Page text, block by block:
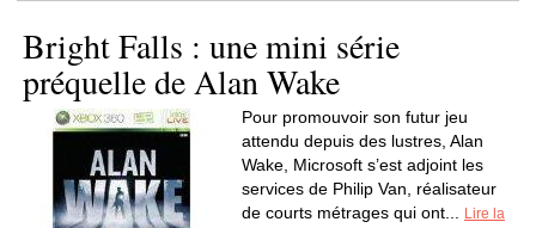
Bright Falls : une mini série
préquelle de Alan Wake
Pour promouvoir son futur jeu
attendu depuis des lustres, Alan
Wake, Microsoft s’est adjoint les
services de Philip Van, réalisateur
de courts métrages qui ont...
Lire la